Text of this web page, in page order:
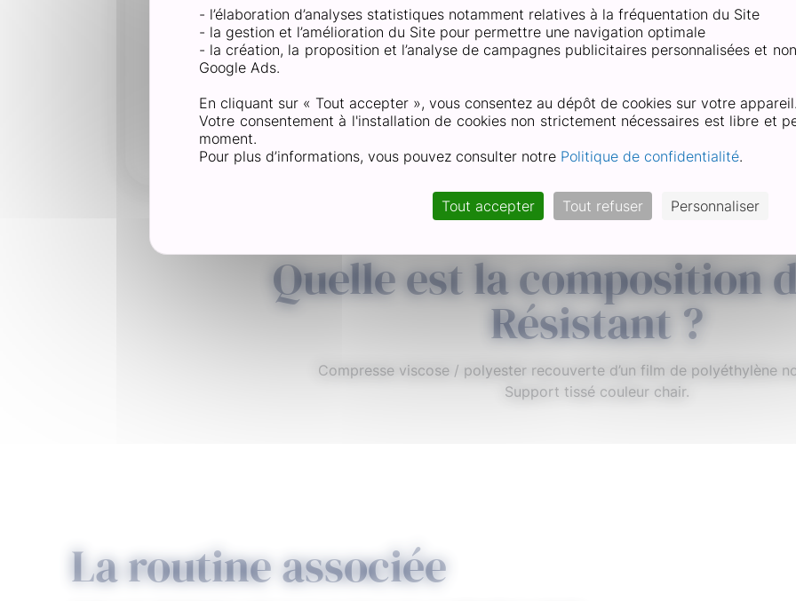
plusieurs étapes pour les soigner.
Le premier geste à adopter : nettoyer la blessure à l’eau claire et la désinfecter
rincer et sécher la plaie.
Choisir ensuite un pansement qui saura la protéger des saletés et des bactéries
contamination.
Et enfin, pour guérir sans garder de marques, appliquer un pansement cicatrisant
plus.
Quelle est la composition
Résistant ?
Compresse viscose / polyester recouverte d’un film de polyéthylène
Support tissé couleur chair.
La routine associée
- l’élaboration d’analyses statistiques notamment relatives à la fréquentation du Site
- la gestion et l’amélioration du Site pour permettre une navigation optimale
- la création, la proposition et l’analyse de campagnes publicitaires personnalisées et
Google Ads.
En cliquant sur « Tout accepter », vous consentez au dépôt de cookies sur votre appareil.
Votre consentement à l'installation de cookies non strictement nécessaires est libre et
moment.
Pour plus d’informations, vous pouvez consulter notre Politique de confidentialité.
Tout accepter Tout refuser Personnaliser